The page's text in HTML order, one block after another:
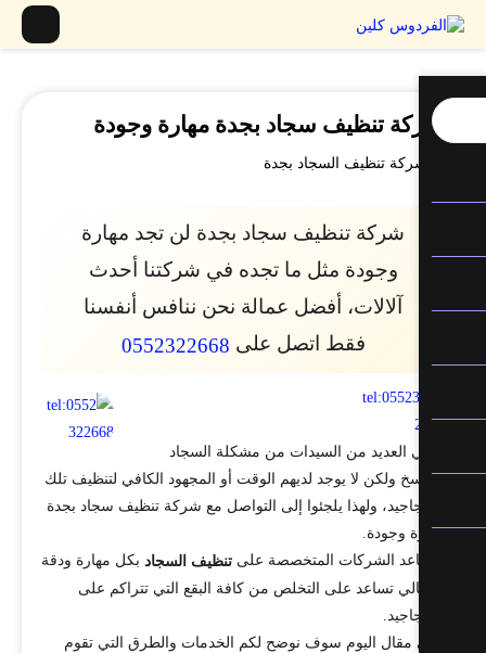
تنظيف سجاد بجدة مهارة وجودة
شركة تنظيف سجاد بجدة لن تجد مهارة
وجودة مثل ما تجده في شركتنا أحدث
آلالات، أفضل عمالة نحن ننافس أنفسنا
فقط اتصل على0552322668
العديد من السيدات من مشكلة السجاد
ولكن لا يوجد لديهم الوقت أو المجهود الكافي لتنظيف تلك
ولهذا يلجئوا إلى التواصل مع شركة تنظيف سجاد بجدة
وجودة.
الشركات المتخصصة علىتنظيف السجادبكل مهارة ودقة
تساعد على التخلص من كافة البقع التي تتراكم على
اليوم سوف نوضح لكم الخدمات والطرق التي تقوم